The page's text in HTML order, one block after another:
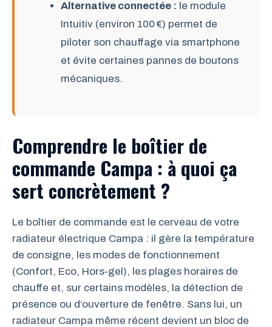
Alternative connectée : le module
Intuitiv (environ 100 €) permet de
piloter son chauffage via smartphone
et évite certaines pannes de boutons
mécaniques.
Comprendre le boîtier de
commande Campa : à quoi ça
sert concrètement ?
Le boîtier de commande est le cerveau de votre
radiateur électrique Campa : il gère la température
de consigne, les modes de fonctionnement
(Confort, Eco, Hors‑gel), les plages horaires de
chauffe et, sur certains modèles, la détection de
présence ou d’ouverture de fenêtre. Sans lui, un
radiateur Campa même récent devient un bloc de